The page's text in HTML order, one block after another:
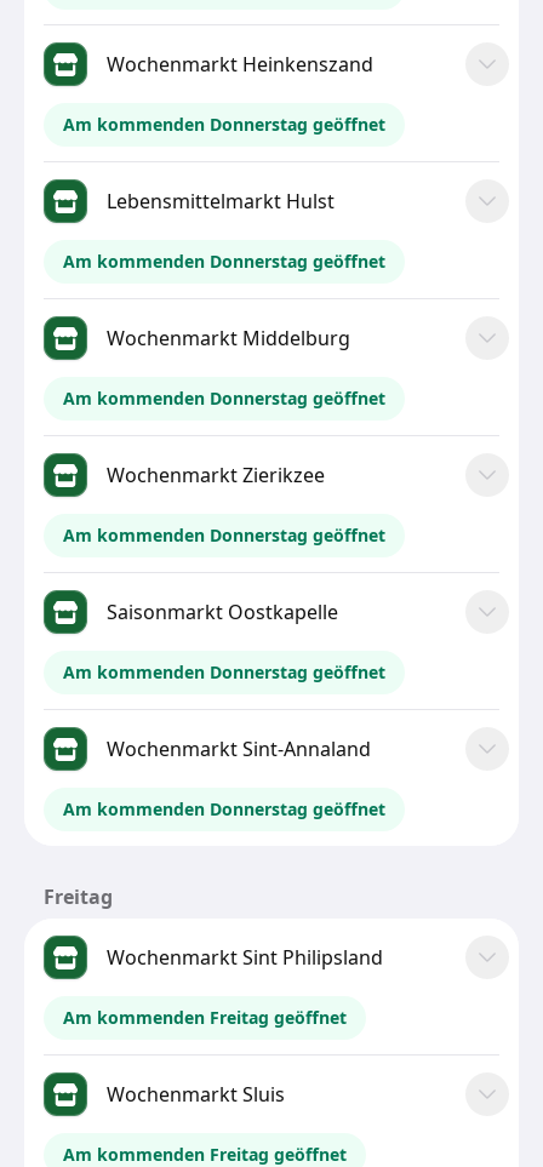
Wochenmarkt Heinkenszand
Am kommenden Donnerstag geöffnet
Lebensmittelmarkt Hulst
Am kommenden Donnerstag geöffnet
Wochenmarkt Middelburg
Am kommenden Donnerstag geöffnet
Wochenmarkt Zierikzee
Am kommenden Donnerstag geöffnet
Saisonmarkt Oostkapelle
Am kommenden Donnerstag geöffnet
Wochenmarkt Sint-Annaland
Am kommenden Donnerstag geöffnet
Freitag
Wochenmarkt Sint Philipsland
Am kommenden Freitag geöffnet
Wochenmarkt Sluis
Am kommenden Freitag geöffnet